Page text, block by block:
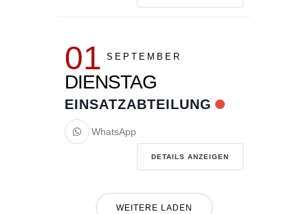
01 SEPTEMBER
DIENSTAG
EINSATZABTEILUNG
WhatsApp
DETAILS ANZEIGEN
WEITERE LADEN